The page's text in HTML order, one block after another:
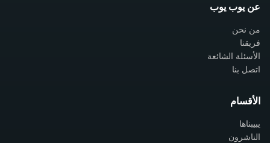
عن يوب يوب
من نحن
فريقنا
الأسئلة الشائعة
اتصل بنا
الأقسام
يبيبناها
الناشرون